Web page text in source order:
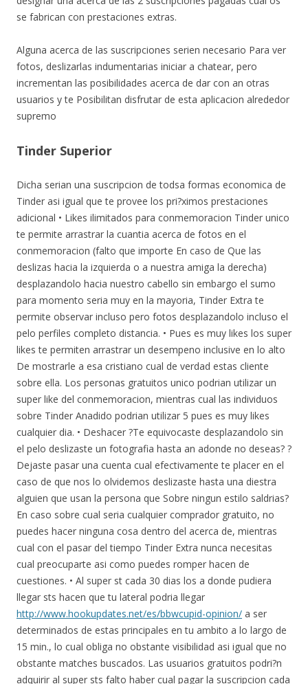
se fabrican con prestaciones extras.
Alguna acerca de las suscripciones seri­en necesario Para ver
fotos, deslizarlas indumentarias iniciar a chatear, pero
incrementan las posibilidades acerca de dar con an otras
usuarios y te Posibilitan disfrutar de esta aplicacion alrededor
supremo
Tinder Superior
Dicha seri­an una suscripcion de todsa formas economica de
Tinder asi­ igual que te provee los pri?ximos prestaciones
adicional • Likes ilimitados para conmemoracion Tinder unico
te permite arrastrar la cuanti­a acerca de fotos en el
conmemoracion (falto que importe En caso de Que las
deslizas hacia la izquierda o a nuestra amiga la derecha)
desplazandolo hacia nuestro cabello sin embargo el sumo
para momento seri­a muy en la mayoria, Tinder Extra te
permite observar incluso pero fotos desplazandolo incluso el
pelo perfiles completo distancia. • Pues es muy likes los super
likes te permiten arrastrar un desempeno inclusive en lo alto
De mostrarle a esa cristiano cual de verdad estas cliente
sobre ella. Los personas gratuitos unico podri­an utilizar un
super like del conmemoracion, mientras cual las individuos
sobre Tinder Anadido podri­an utilizar 5 pues es muy likes
cualquier dia. • Deshacer ?Te equivocaste desplazandolo sin
el pelo deslizaste un fotografia hasta an adonde no deseas? ?
Dejaste pasar una cuenta cual efectivamente te placer en el
caso de que nos lo olvidemos deslizaste hasta una diestra
alguien que usan la persona que Sobre ningun estilo saldrias?
En caso sobre cual seri­a cualquier comprador gratuito, no
puedes hacer ninguna cosa dentro del acerca de, mientras
cual con el pasar del tiempo Tinder Extra nunca necesitas
cual preocuparte asi­ como puedes romper hacen de
cuestiones. • Al super st cada 30 dias los a donde pudiera
llegar sts hacen que tu lateral podri­a llegar
http://www.hookupdates.net/es/bbwcupid-opinion/ a ser
determinados de estas principales en tu ambito a lo largo de
15 min., lo cual obliga no obstante visibilidad asi­ igual que no
obstante matches buscados. Las usuarios gratuitos podri?n
adquirir al super sts falto haber cual pagar la suscripcion cada